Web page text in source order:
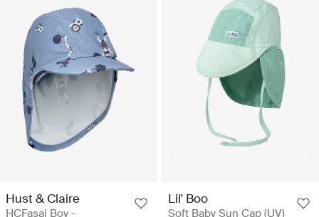
Hust & Claire
HCFasai Boy -
Lil' Boo
Soft Baby Sun Cap (UV)